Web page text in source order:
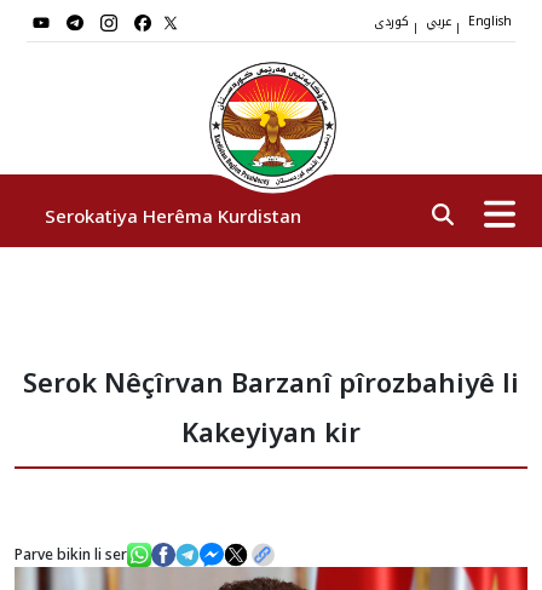
| | English
Serokatiya Herêma Kurdistan
Cîgirên Serok
Stafê Serokatiyê
Sazî
Serok Nêçîrvan Barzanî pîrozbahiyê li
Kakeyiyan kir
Parve bikin li ser